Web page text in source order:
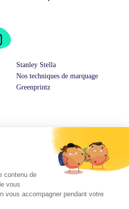
Stanley Stella
Nos techniques de marquage
Greenprintz